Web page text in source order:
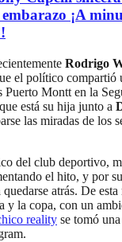
¡A
Rodrigo
el político compartió
Puerto Montt en la
está su hija junto a
las miradas de los
del club deportivo,
el hito, y por
atrás. De esta
y la copa, con un
reality se tomó